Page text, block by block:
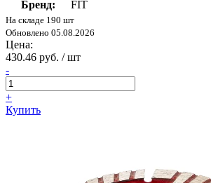
Бренд:
FIT
На складе 190 шт
Обновлено 05.08.2026
Цена:
430.46 руб. / шт
-
+
Купить